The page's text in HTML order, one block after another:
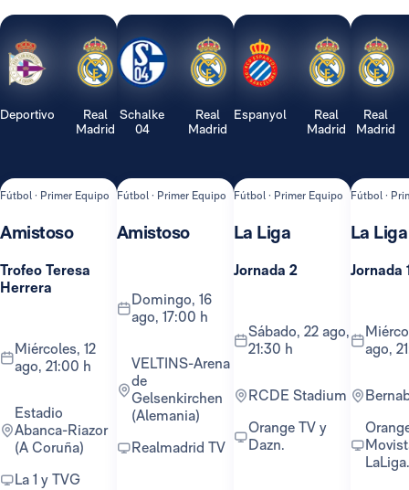
Deportivo
Real
Madrid
Fútbol · Primer Equipo
Amistoso
Trofeo Teresa
Herrera
miércoles, 12
ago, 21:00 h
Estadio
Abanca-Riazor
(A Coruña)
La 1 y TVG
Schalke
04
Real
Madrid
Fútbol · Primer Equipo
Amistoso
domingo, 16
ago, 17:00 h
VELTINS-Arena
de
Gelsenkirchen
(Alemania)
Realmadrid TV
Espanyol
Real
Madrid
Fútbol · Primer Equipo
La Liga
Jornada 2
sábado, 22 ago,
21:30 h
RCDE Stadium
Orange TV y
Dazn.
Real
Madrid
Fútbol ·
La Liga
Jornada
miércoles, 26
ago,
Orange TV y
LaLiga.